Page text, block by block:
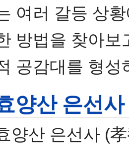
여러 갈등 상
방법을 찾아보
공감대를 형성
양산 은선사
양산 은선사 (